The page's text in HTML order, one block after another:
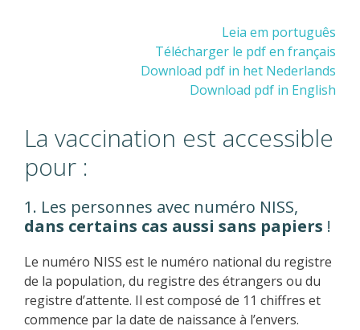
Leia em português
Télécharger le pdf en français
Download pdf in het Nederlands
Download pdf in English
La vaccination est accessible
pour :
1. Les personnes avec numéro NISS,
dans certains cas aussi sans papiers !
Le numéro NISS est le numéro national du registre
de la population, du registre des étrangers ou du
registre d’attente. Il est composé de 11 chiffres et
commence par la date de naissance à l’envers.